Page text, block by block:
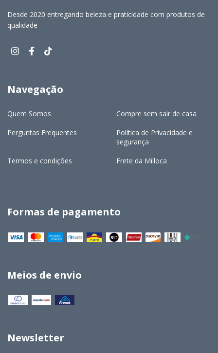
Desde 2020 entregando beleza e praticidade com produtos de
qualidade
Navegação
Quem Somos Compre sem sair de casa
Perguntas Frequentes
Política de Privacidade e
segurança
Termos e condições Frete da Milloca
Formas de pagamento
Meios de envio
Newsletter